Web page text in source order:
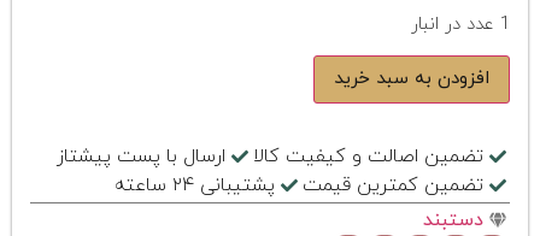
1 عدد در انبار
افزودن به سبد خرید
تضمین اصالت و کیفیت کالا
ارسال با پست پیشتاز
تضمین کمترین قیمت
پشتیبانی ۲۴ ساعته
دستبند